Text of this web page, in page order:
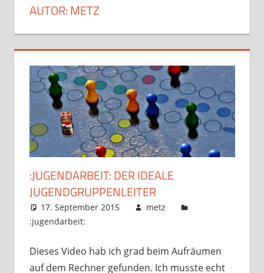
AUTOR:METZ
:JUGENDARBEIT: DER IDEALE
JUGENDGRUPPENLEITER
17. September 2015
metz
:jugendarbeit:
Dieses Video hab ich grad beim Aufräumen
auf dem Rechner gefunden. Ich musste echt